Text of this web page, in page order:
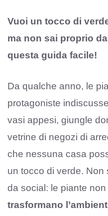
Vuoi un tocco di
ma non sai proprio
questa guida facile!
Da qualche anno, le
protagoniste
vasi appesi, giungle
vetrine di negozi di
che nessuna casa
un tocco di verde. Non
da social: le piante
trasformano